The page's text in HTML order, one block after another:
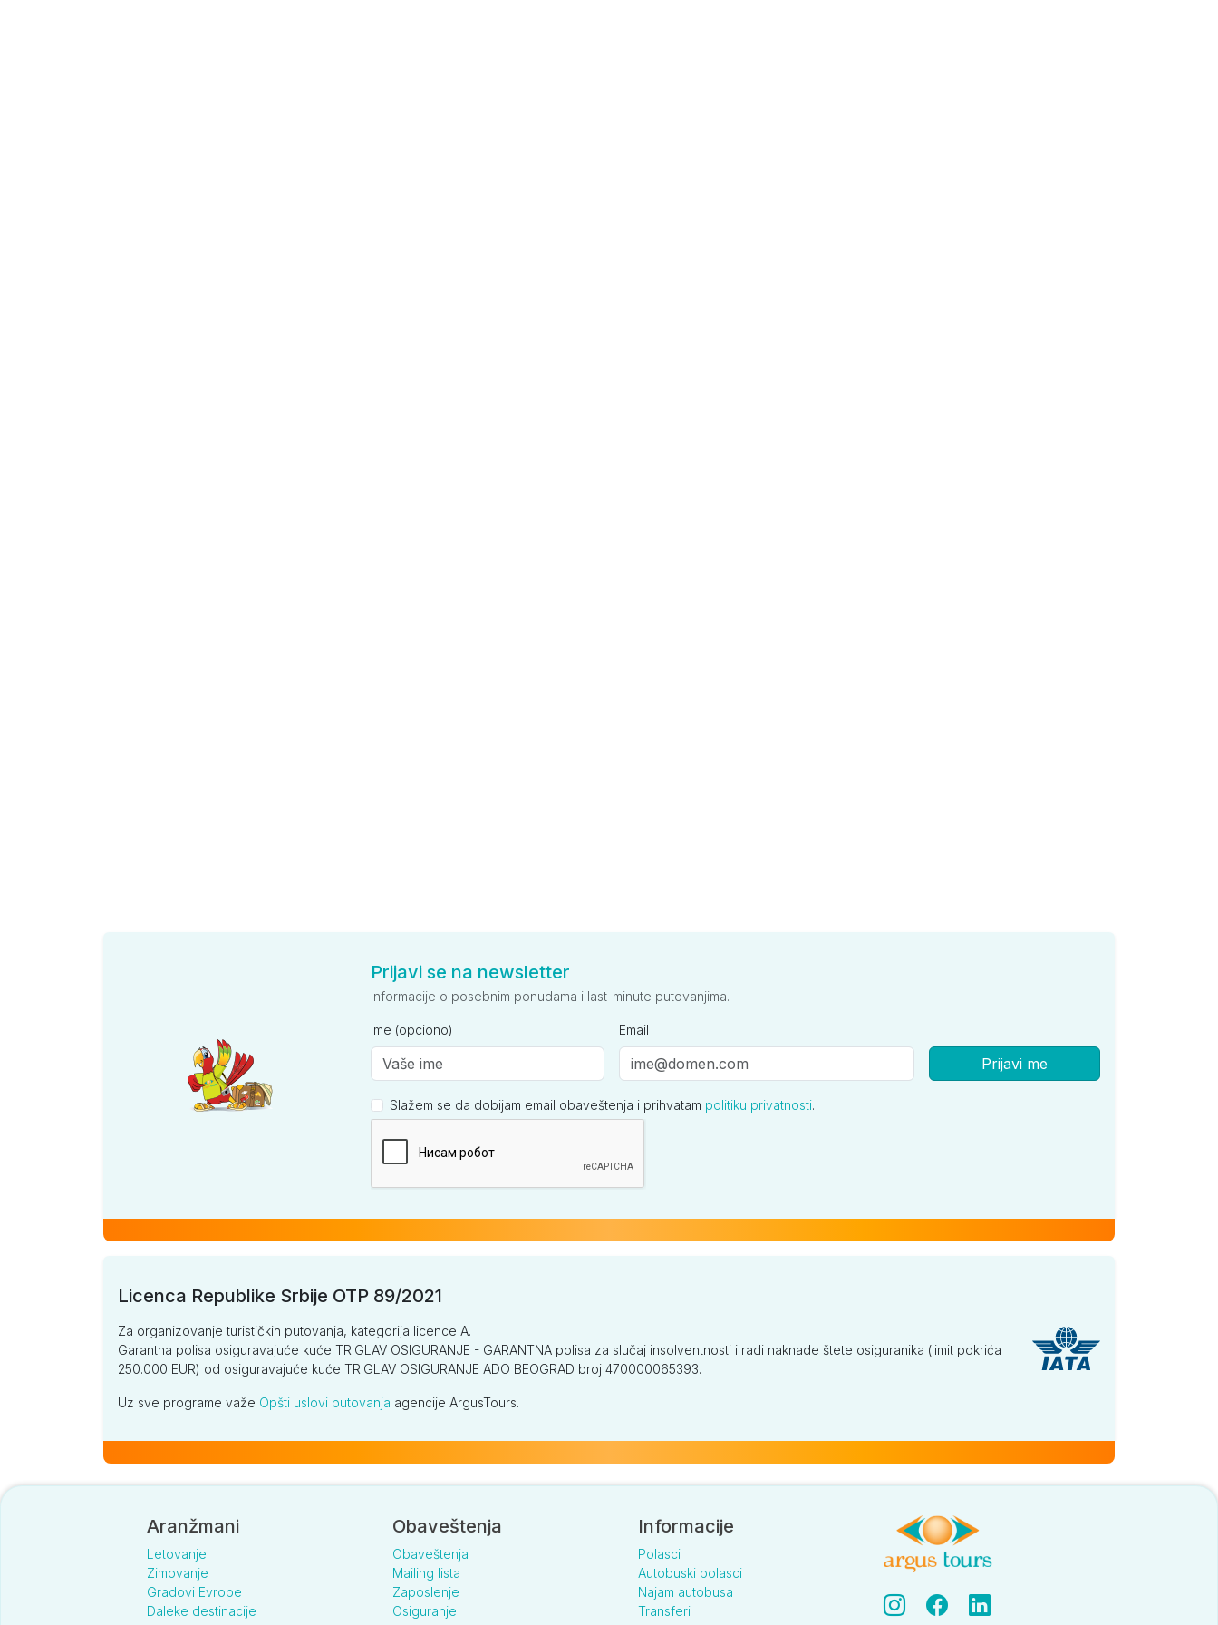
Prijavi se na newsletter
Informacije o posebnim ponudama i last-minute putovanjima.
Ime (opciono) Email
Prijavi me
Slažem se da dobijam email obaveštenja i prihvatam politiku privatnosti.
Licenca Republike Srbije OTP 89/2021
Za organizovanje turističkih putovanja, kategorija licence A.
Garantna polisa osiguravajuće kuće TRIGLAV OSIGURANJE - GARANTNA polisa za slučaj insolventnosti i radi naknade štete osiguranika (limit pokrića
250.000 EUR) od osiguravajuće kuće TRIGLAV OSIGURANJE ADO BEOGRAD broj 470000065393.
Uz sve programe važe Opšti uslovi putovanja agencije ArgusTours.
Aranžmani
Letovanje
Zimovanje
Gradovi Evrope
Daleke destinacije
Obaveštenja
Obaveštenja
Mailing lista
Zaposlenje
Osiguranje
Informacije
Polasci
Autobuski polasci
Najam autobusa
Transferi